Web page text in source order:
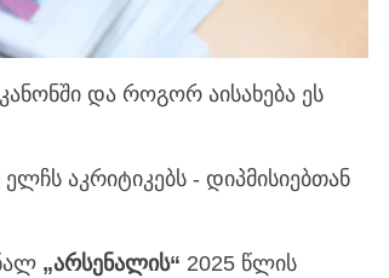
და როგორ აისახება ეს
აკრიტიკებს - დიპმისიებთან
„არსენალის“ 2025 წლის